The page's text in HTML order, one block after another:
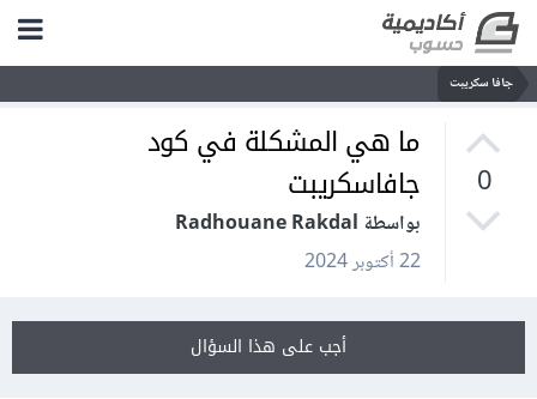
جافا سكريبت
0
ما هي المشكلة في كود
جافاسكريبت
بواسطة Radhouane Rakdal
22 أكتوبر 2024
أجب على هذا السؤال